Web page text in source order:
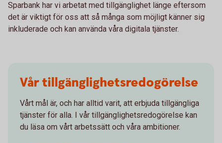
Sparbank har vi arbetat med tillgänglighet länge eftersom
det är viktigt för oss att så många som möjligt känner sig
inkluderade och kan använda våra digitala tjänster.
Vår tillgänglighetsredogörelse
Vårt mål är, och har alltid varit, att erbjuda tillgängliga
tjänster för alla. I vår tillgänglighetsredogörelse kan
du läsa om vårt arbetssätt och våra ambitioner.